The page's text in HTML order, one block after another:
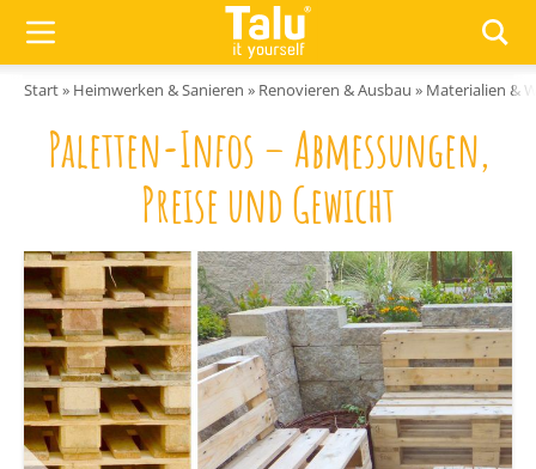
Start» Heimwerken & Sanieren » Renovieren & Ausbau » Materialien &
Paletten-Infos – Abmessungen,
Preise und Gewicht